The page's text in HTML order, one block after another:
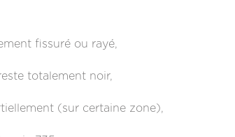
fissuré ou rayé,
totalement noir,
(sur certaine zone),